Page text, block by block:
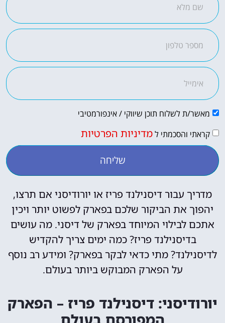
מאשר/ת לשלוח תוכן שיווקי / אינפורמטיבי
קראתי והסכמתי למדיניות הפרטיות
שליחה
מדריך עבור דיסנילנד פריז או יורודיסני אם תרצו,
יהפוך את הביקור שלכם בפארק לפשוט יותר ויכין
אתכם לבילוי המיוחד בפארק של דיסני. מה עושים
בדיסנילנד פריז? כמה ימים צריך להקדיש
לדיסנילנד? מתי כדאי לבקר בפארק? ומידע רב נוסף
על הפארק המבוקש ביותר בעולם.
יורודיסני: דיסנילנד פריז – הפארק